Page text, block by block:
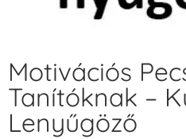
Motivációs
Tanítóknak –
Lenyűgöző